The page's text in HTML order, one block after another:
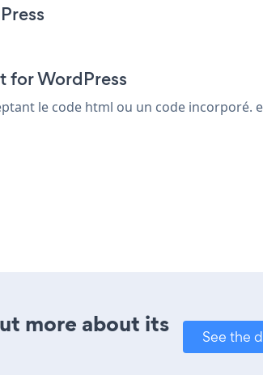
for WordPress
le code html ou un code incorporé.
more about its
See the